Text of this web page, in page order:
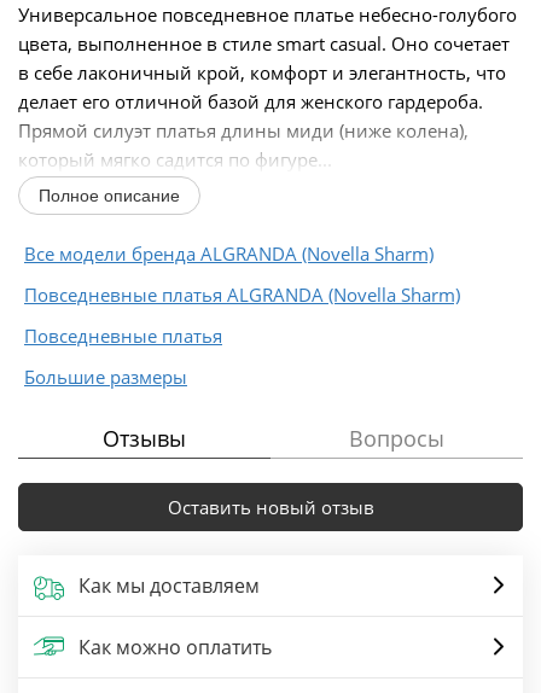
Универсальное повседневное платье небесно-голубого
цвета, выполненное в стиле smart casual. Оно сочетает
в себе лаконичный крой, комфорт и элегантность, что
делает его отличной базой для женского гардероба.
Прямой силуэт платья длины миди (ниже колена),
который мягко садится по фигуре...
Полное описание
Все модели бренда ALGRANDA (Novella Sharm)
Повседневные платья ALGRANDA (Novella Sharm)
Повседневные платья
Большие размеры
Отзывы Вопросы
Оставить новый отзыв
Как мы доставляем
Как можно оплатить